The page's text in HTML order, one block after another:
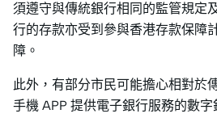
須遵守與傳統銀行相同的監管規定
行的存款亦受到參與香港存款保障
障。
此外，有部分市民可能擔心相對於
手機 APP 提供電子銀行服務的數